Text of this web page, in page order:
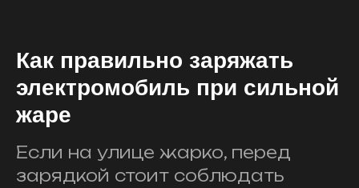
Как правильно заряжать
электромобиль при сильной
жаре
Если на улице жарко, перед
зарядкой стоит соблюдать